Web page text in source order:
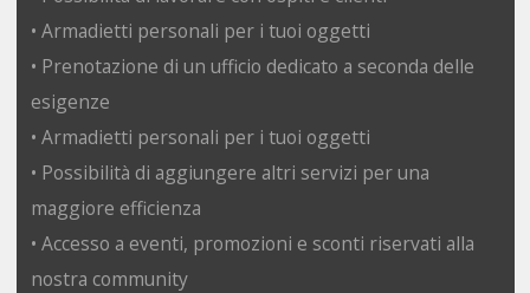
• Armadietti personali per i tuoi oggetti
• Prenotazione di un ufficio dedicato a seconda delle
esigenze
• Armadietti personali per i tuoi oggetti
• Possibilità di aggiungere altri servizi per una
maggiore efficienza
• Accesso a eventi, promozioni e sconti riservati alla
nostra community